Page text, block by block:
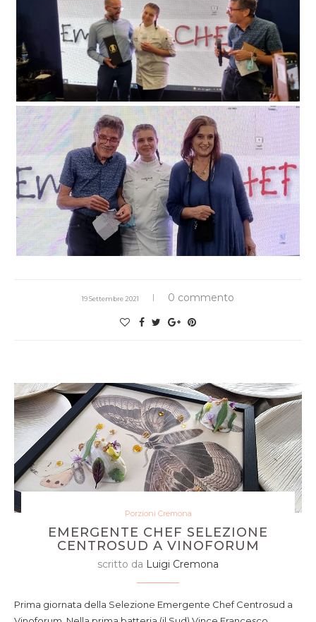
19 Settembre 2021 0 commento
Porzioni Cremona
EMERGENTE CHEF SELEZIONE
CENTROSUD A VINOFORUM
scritto da Luigi Cremona
Prima giornata della Selezione Emergente Chef Centrosud a